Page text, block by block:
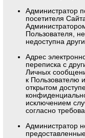
Администратор
посетителя
Пользователя,
недоступна
Адрес
переписка с
Личных
к Пользователю
открытом
исключением
согласно
Администратор